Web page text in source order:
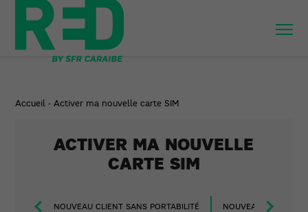
Accueil - Activer ma nouvelle carte SIM
ACTIVER MA NOUVELLE
CARTE SIM
NOUVEAU CLIENT SANS PORTABILITÉ NOUVEAU CLIENT